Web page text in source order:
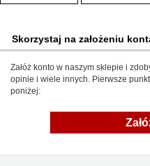
Skorzystaj na założeniu
Załóż konto w naszym sklepie i
opinie i wiele innych. Pierwsze
poniżej: